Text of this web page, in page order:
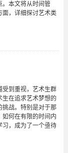
。本文将从时间管
面，详细探讨艺术类
受到重视，艺术生群
生在追求艺术梦想的
挑战。特别是对于那
何在有限的时间内
习，成为了一个亟待